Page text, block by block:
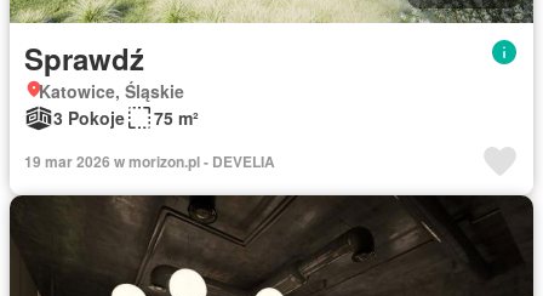
Sprawdź
Katowice, Śląskie
3 Pokoje
75 m²
19 mar 2026 w morizon.pl - DEVELIA